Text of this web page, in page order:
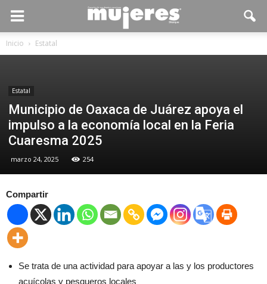
Inicio Estatal
Estatal
Municipio de Oaxaca de Juárez apoya el
impulso a la economía local en la Feria
Cuaresma 2025
marzo 24, 2025 254
Compartir
Se trata de una actividad para apoyar a las y los productores
acuícolas y pesqueros locales